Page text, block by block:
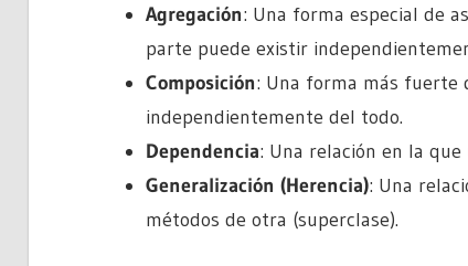
Agregación: Una forma especial de
parte puede existir
Composición: Una forma más fuerte
independientemente del todo.
Dependencia: Una relación en la
Generalización (Herencia): Una
métodos de otra (superclase).